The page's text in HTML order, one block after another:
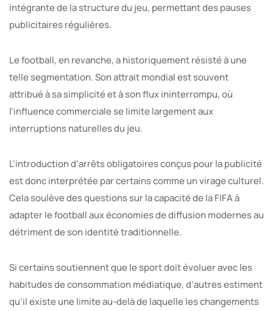
intégrante de la structure du jeu, permettant des pauses
publicitaires régulières.
Le football, en revanche, a historiquement résisté à une
telle segmentation. Son attrait mondial est souvent
attribué à sa simplicité et à son flux ininterrompu, où
l’influence commerciale se limite largement aux
interruptions naturelles du jeu.
L’introduction d’arrêts obligatoires conçus pour la publicité
est donc interprétée par certains comme un virage culturel.
Cela soulève des questions sur la capacité de la FIFA à
adapter le football aux économies de diffusion modernes au
détriment de son identité traditionnelle.
Si certains soutiennent que le sport doit évoluer avec les
habitudes de consommation médiatique, d’autres estiment
qu’il existe une limite au-delà de laquelle les changements